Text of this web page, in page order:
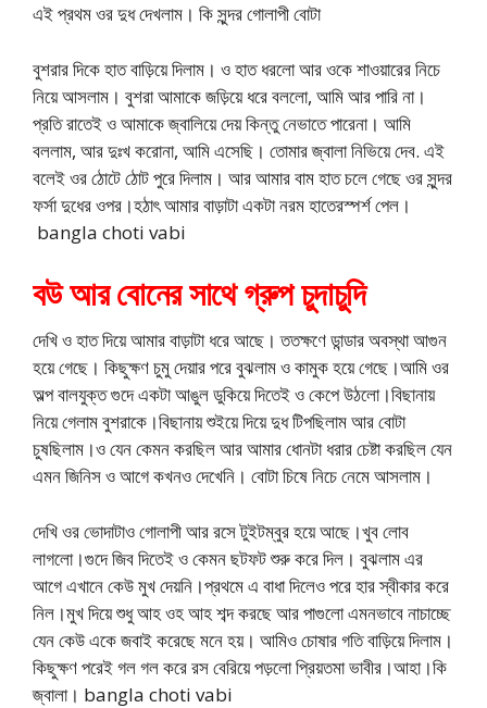
এই প্রথম ওর দুধ দেখলাম। কি সুন্দর গোলাপী বোটা
বুশরার দিকে হাত বাড়িয়ে দিলাম। ও হাত ধরলো আর ওকে শাওয়ারের নিচে
নিয়ে আসলাম। বুশরা আমাকে জড়িয়ে ধরে বললো, আমি আর পারি না।
প্রতি রাতেই ও আমাকে জ্বালিয়ে দেয় কিন্তু নেভাতে পারেনা। আমি
বললাম, আর দুঃখ করোনা, আমি এসেছি। তোমার জ্বালা নিভিয়ে দেব. এই
বলেই ওর ঠোটে ঠোট পুরে দিলাম। আর আমার বাম হাত চলে গেছে ওর সুন্দর
ফর্সা দুধের ওপর।হঠাৎ আমার বাড়াটা একটা নরম হাতেরস্পর্শ পেল।
bangla choti vabi
বউ আর বোনের সাথে গ্রুপ চুদাচুদি
দেখি ও হাত দিয়ে আমার বাড়াটা ধরে আছে। ততক্ষণে ডান্ডার অবস্থা আগুন
হয়ে গেছে। কিছুক্ষণ চুমু দেয়ার পরে বুঝলাম ও কামুক হয়ে গেছে।আমি ওর
অল্প বালযুক্ত গুদে একটা আঙুল ডুকিয়ে দিতেই ও কেপে উঠলো।বিছানায়
নিয়ে গেলাম বুশরাকে।বিছানায় শুইয়ে দিয়ে দুধ টিপছিলাম আর বোটা
চুষছিলাম।ও যেন কেমন করছিল আর আমার ধোনটা ধরার চেষ্টা করছিল যেন
এমন জিনিস ও আগে কখনও দেখেনি। বোটা চিষে নিচে নেমে আসলাম।
দেখি ওর ভোদাটাও গোলাপী আর রসে টুইটম্বুর হয়ে আছে।খুব লোব
লাগলো।গুদে জিব দিতেই ও কেমন ছটফট শুরু করে দিল। বুঝলাম এর
আগে এখানে কেউ মুখ দেয়নি।প্রথমে এ বাধা দিলেও পরে হার স্বীকার করে
নিল।মুখ দিয়ে শুধু আহ ওহ আহ শব্দ করছে আর পাগুলো এমনভাবে নাচাচ্ছে
যেন কেউ একে জবাই করেছে মনে হয়। আমিও চোষার গতি বাড়িয়ে দিলাম।
কিছুক্ষণ পরেই গল গল করে রস বেরিয়ে পড়লো প্রিয়তমা ভাবীর।আহা।কি
জ্বালা। bangla choti vabi